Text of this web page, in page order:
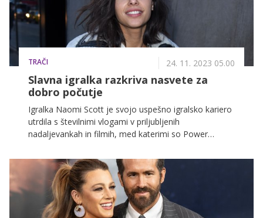
TRAČI 24. 11. 2023 05.00
Slavna igralka razkriva nasvete za
dobro počutje
Igralka Naomi Scott je svojo uspešno igralsko kariero
utrdila s številnimi vlogami v priljubljenih
nadaljevankah in filmih, med katerimi so Power
intervjuju za Vogue razkrila podrobnosti svojih
dnevnih rutin, pri čemer je izpostavila izjemno
pomemben vpliv meditacije na kakovost svojega
življenja.